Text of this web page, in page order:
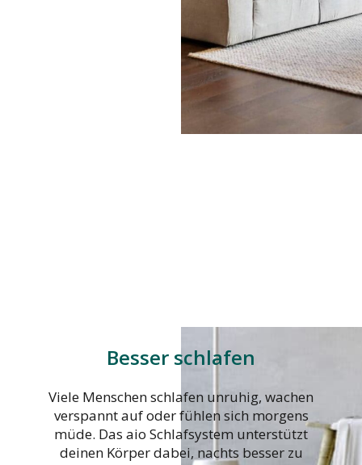
Besser schlafen
Viele Menschen schlafen unruhig, wachen
verspannt auf oder fühlen sich morgens
müde. Das aio Schlafsystem unterstützt
deinen Körper dabei, nachts besser zu